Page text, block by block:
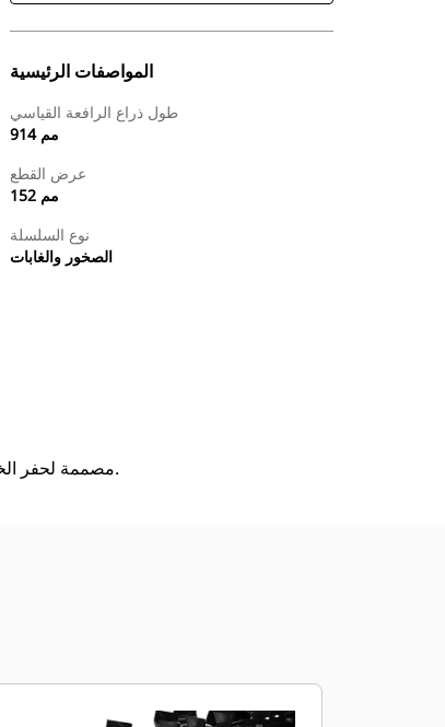
المواصفات الرئيسية
طول ذراع الرافعة القياسي
914 مم
عرض القطع
152 مم
نوع السلسلة
الصخور والغابات
مصممة لحفر الخنادق المستقيمة الضيقة في التربة قبل وضع الخطوط الكهربية، والهاتفية، والكابلية، أو مواسير المياه والغاز.